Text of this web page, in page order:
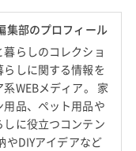
集部のプロフィール
暮らしのコレクショ
しに関する情報を
WEBメディア。 家
品、ペット用品や
に役立つコンテン
やDIYアイデアなど